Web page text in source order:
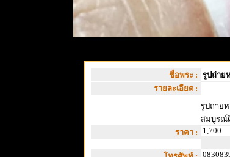
ชื่อพระ : รูปถ่าย
รายละเอียด :
รูปถ่าย
สมบูรณ์
ราคา :
1,700